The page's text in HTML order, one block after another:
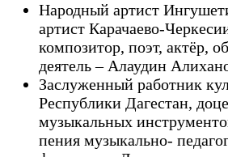
Народный артист
артист Карачаево-
композитор, поэт, актёр,
деятель – Алаудин
Заслуженный работник
Республики Дагестан,
музыкальных
пения музыкально-